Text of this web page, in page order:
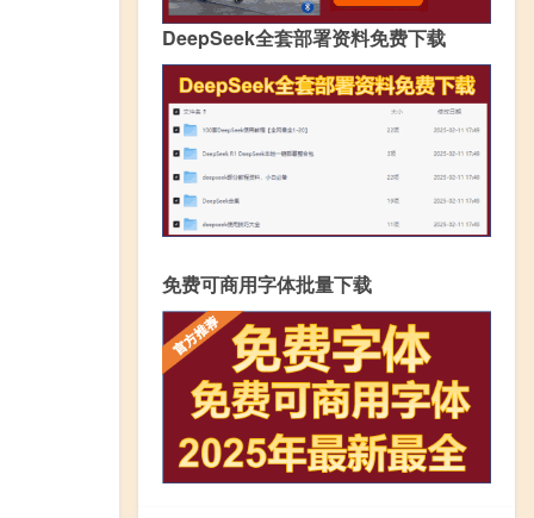
DeepSeek全套部署资料免费下载
免费可商用字体批量下载